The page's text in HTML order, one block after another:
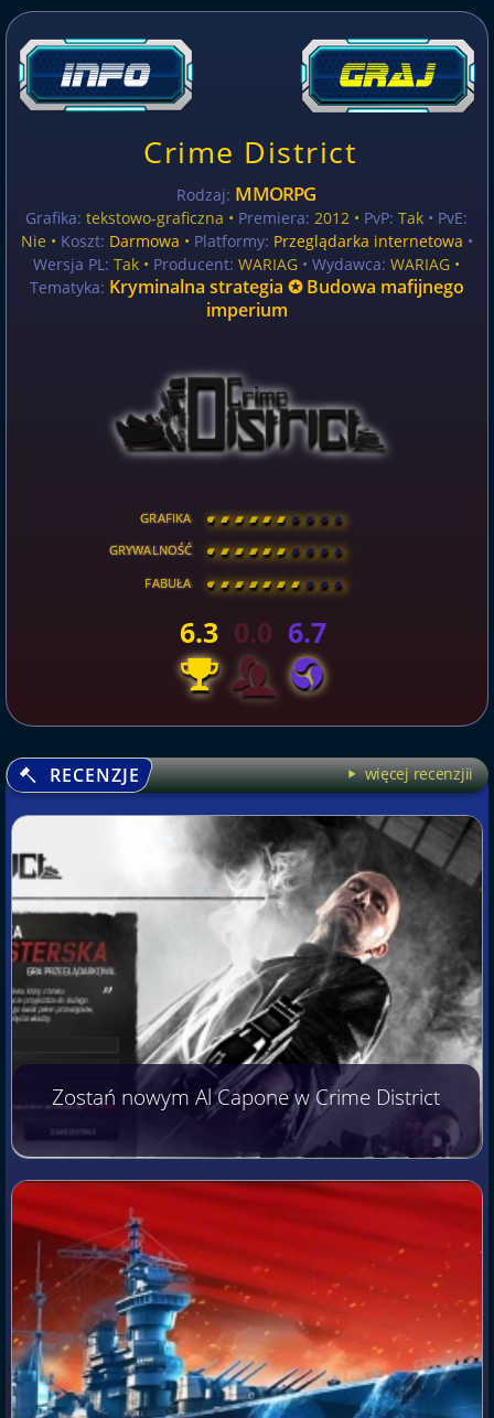
Crime District
Rodzaj: MMORPG
Grafika: tekstowo-graficzna • Premiera: 2012 • PvP: Tak • PvE:
Nie • Koszt: Darmowa • Platformy: Przeglądarka internetowa •
Wersja PL: Tak • Producent: WARIAG • Wydawca: WARIAG •
Tematyka: Kryminalna strategia ✪ Budowa mafijnego
imperium
GRAFIKA [ \ \ \ \ \ \ \ \ ]
GRYWALNOŚĆ [ \ \ \ \ \ \ \ \ ]
FABUŁA [ \ \ \ \ \ \ \ \ ]
6.3 0.0 6.7
RECENZJE więcej recenzjii
Zostań nowym Al Capone w Crime District